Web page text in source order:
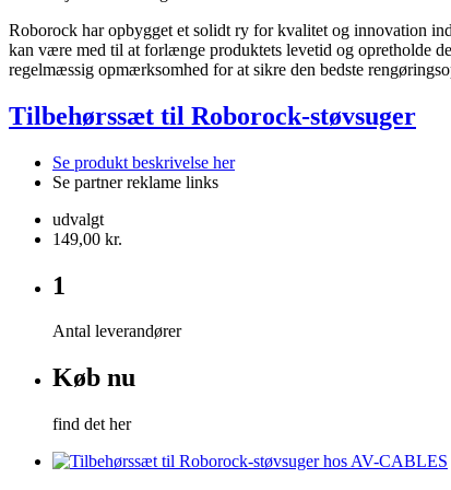
Roborock har opbygget et solidt ry for kvalitet og innovation
kan være med til at forlænge produktets levetid og opretholde
regelmæssig opmærksomhed for at sikre den bedste
Tilbehørssæt til Roborock-støvsuger
Se produkt beskrivelse her
Se partner reklame links
udvalgt
149,00 kr.
1
Antal leverandører
Køb nu
find det her